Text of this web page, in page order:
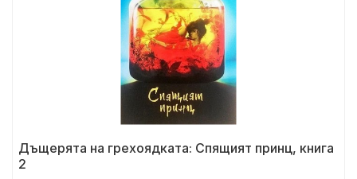
Дъщерята на грехоядката: Спящият принц, книга
2